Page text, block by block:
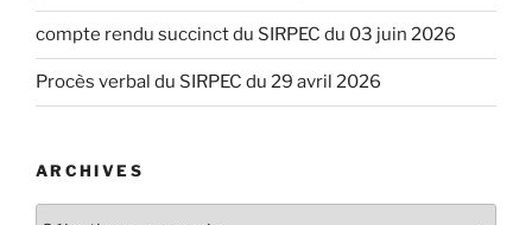
compte rendu succinct du SIRPEC du 03 juin 2026
Procès verbal du SIRPEC du 29 avril 2026
ARCHIVES